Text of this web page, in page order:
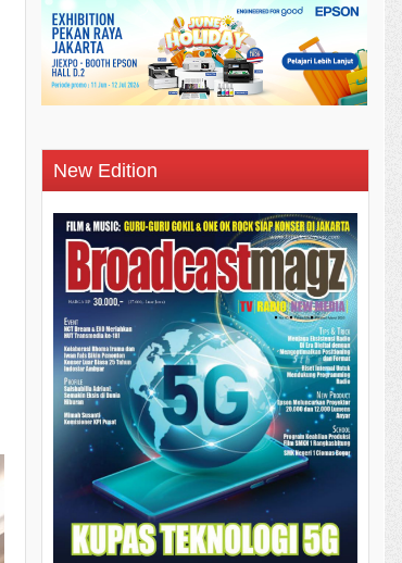
New Edition